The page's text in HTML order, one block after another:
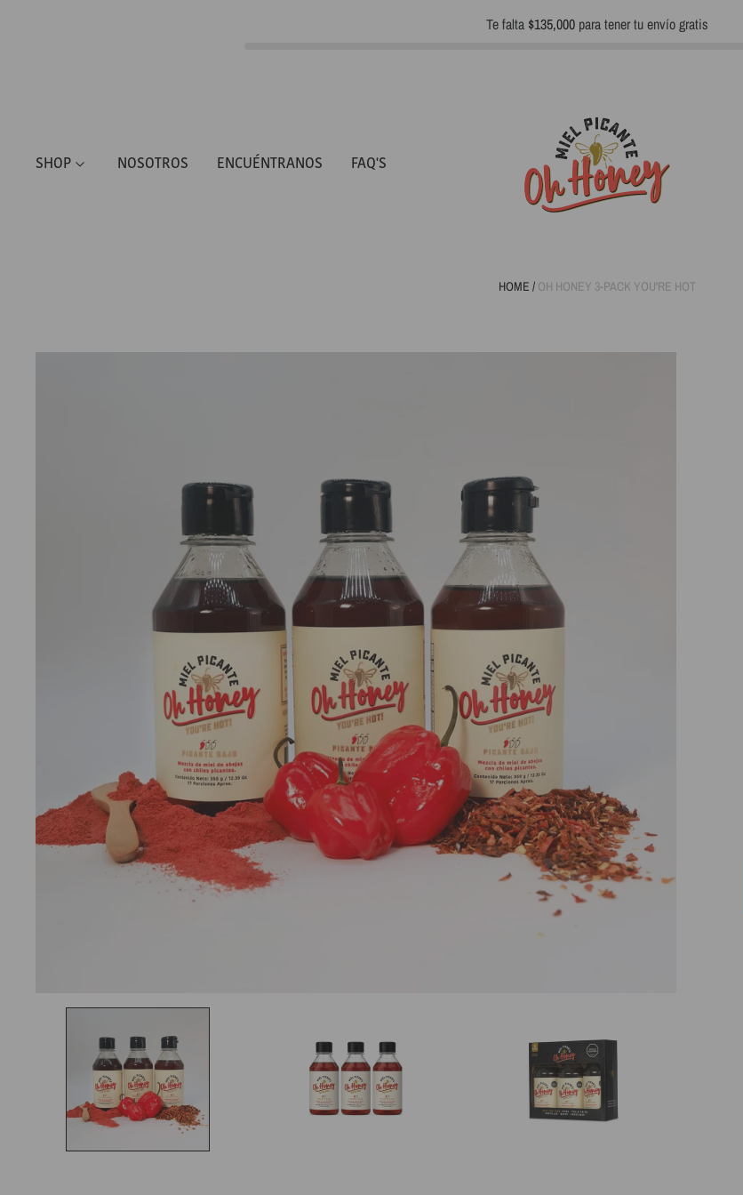
Te falta $135,000 para tener tu envío gratis
SHOP NOSOTROS ENCUÉNTRANOS
FAQ'S
HOME / OH HONEY 3-PACK YOU'RE HOT